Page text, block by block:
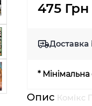
475 Грн
Доставка
*
Опис Комікс